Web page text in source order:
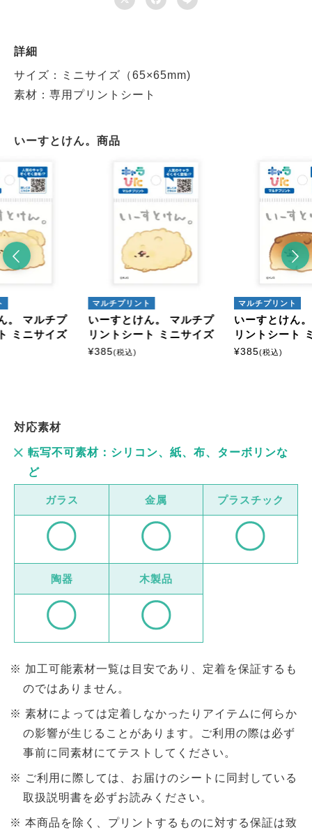
詳細
サイズ：ミニサイズ（65×65mm)
素材：専用プリントシート
いーすとけん。商品
。 マルチプ
ミニサイズ
マルチプリント
いーすとけん。 マルチプ
リントシート ミニサイズ
¥385(税込)
マルチプリント
いーすとけん
リントシート
¥385(税込)
対応素材
転写不可素材：シリコン、紙、布、ターボリンな
ど
ガラス 金属 プラスチック
陶器 木製品
加工可能素材一覧は目安であり、定着を保証するも
のではありません。
素材によっては定着しなかったりアイテムに何らか
の影響が生じることがあります。ご利用の際は必ず
事前に同素材にてテストしてください。
ご利用に際しては、お届けのシートに同封している
取扱説明書を必ずお読みください。
本商品を除く、プリントするものに対する保証は致